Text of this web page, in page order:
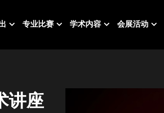
专业比赛 学术内容 会展活动
讲座